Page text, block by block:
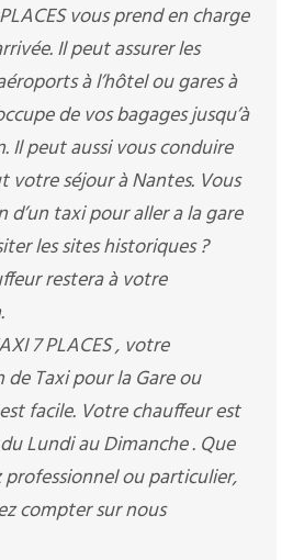
vous prend en charge
Il peut assurer les
à l’hôtel ou gares à
de vos bagages jusqu’à
Il peut aussi vous conduire
séjour à Nantes. Vous
d’un taxi pour aller a la gare
les sites historiques ?
restera à votre
7 PLACES , votre
Taxi pour la Gare ou
facile. Votre chauffeur est
Lundi au Dimanche . Que
professionnel ou particulier,
compter sur nous